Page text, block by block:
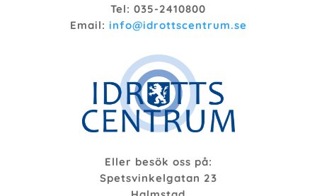
Tel: 035-2410800
Email: info@idrottscentrum.se
Eller besök oss på:
Spetsvinkelgatan 23